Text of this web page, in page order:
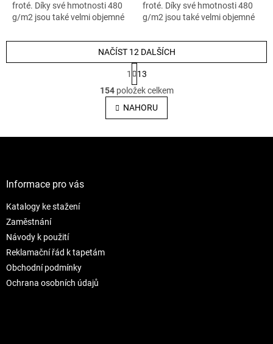
froté. Díky své hmotnosti 480
g/m2 jsou také velmi objemné
nadýchané. K luxusnímu
froté. Díky své hmotnosti 480
g/m2 jsou také velmi objemné
nadýchané. K luxusnímu
vzhledu...
O
v
l
á
NAČÍST 12 DALŠÍCH
S
t
r
á
n
k
v
1
13
154položek celkem
NAHORU
Informace pro vás
Katalogy ke stažení
Zaměstnání
Návody k použití
Reklamační řád k tapetám
Obchodní podmínky
Ochrana osobních údajů